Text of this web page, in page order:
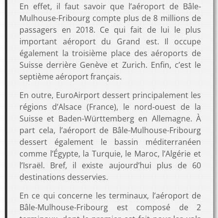
En effet, il faut savoir que l’aéroport de Bâle-
Mulhouse-Fribourg compte plus de 8 millions de
passagers en 2018. Ce qui fait de lui le plus
important aéroport du Grand est. Il occupe
également la troisième place des aéroports de
Suisse derrière Genève et Zurich. Enfin, c’est le
septième aéroport français.
En outre, EuroAirport dessert principalement les
régions d’Alsace (France), le nord-ouest de la
Suisse et Baden-Württemberg en Allemagne. À
part cela, l’aéroport de Bâle-Mulhouse-Fribourg
dessert également le bassin méditerranéen
comme l’Égypte, la Turquie, le Maroc, l’Algérie et
l’Israël. Bref, il existe aujourd’hui plus de 60
destinations desservies.
En ce qui concerne les terminaux, l’aéroport de
Bâle-Mulhouse-Fribourg est composé de 2